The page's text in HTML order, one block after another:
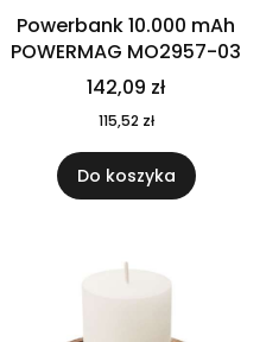
Powerbank 10.000 mAh
POWERMAG MO2957-03
142,09 zł
115,52 zł
Do koszyka